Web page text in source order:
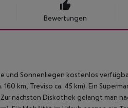
Bewertungen
und Sonnenliegen kostenlos
km, Treviso ca. 45 km). Ein
nächsten Diskothek gelangt man